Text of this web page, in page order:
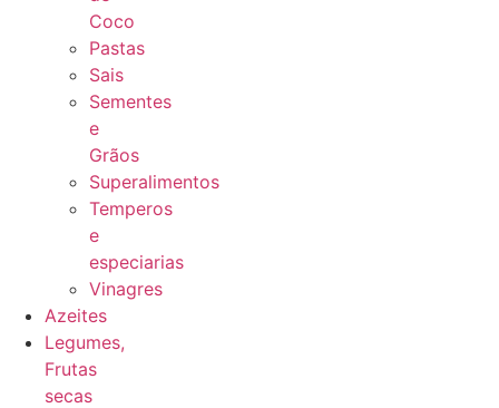
Coco
Pastas
Sais
Sementes
e
Grãos
Superalimentos
Temperos
e
especiarias
Vinagres
Azeites
Legumes,
Frutas
secas